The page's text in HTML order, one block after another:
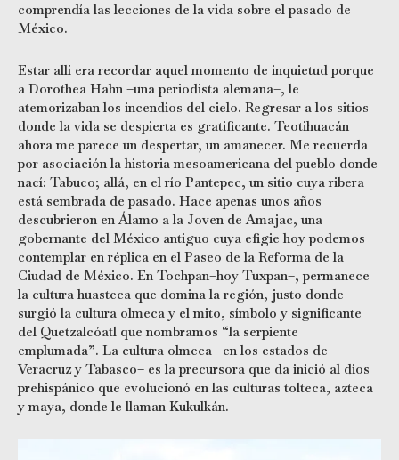
comprendía las lecciones de la vida sobre el pasado de
México.
Estar allí era recordar aquel momento de inquietud porque
a Dorothea Hahn –una periodista alemana–, le
atemorizaban los incendios del cielo. Regresar a los sitios
donde la vida se despierta es gratificante. Teotihuacán
ahora me parece un despertar, un amanecer. Me recuerda
por asociación la historia mesoamericana del pueblo donde
nací: Tabuco; allá, en el río Pantepec, un sitio cuya ribera
está sembrada de pasado. Hace apenas unos años
descubrieron en Álamo a la Joven de Amajac, una
gobernante del México antiguo cuya efigie hoy podemos
contemplar en réplica en el Paseo de la Reforma de la
Ciudad de México. En Tochpan–hoy Tuxpan–, permanece
la cultura huasteca que domina la región, justo donde
surgió la cultura olmeca y el mito, símbolo y significante
del Quetzalcóatl que nombramos “la serpiente
emplumada”. La cultura olmeca –en los estados de
Veracruz y Tabasco– es la precursora que da inició al dios
prehispánico que evolucionó en las culturas tolteca, azteca
y maya, donde le llaman Kukulkán.